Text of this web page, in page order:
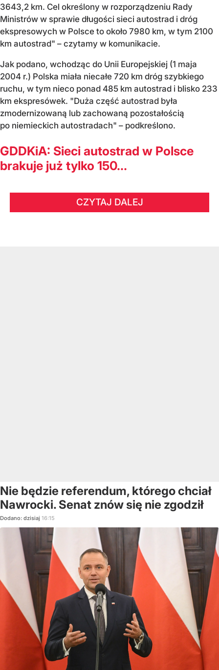
3643,2 km. Cel określony w rozporządzeniu Rady
Ministrów w sprawie długości sieci autostrad i dróg
ekspresowych w Polsce to około 7980 km, w tym 2100
km autostrad" – czytamy w komunikacie.
Jak podano, wchodząc do Unii Europejskiej (1 maja
2004 r.) Polska miała niecałe 720 km dróg szybkiego
ruchu, w tym nieco ponad 485 km autostrad i blisko 233
km ekspresówek. "Duża część autostrad była
zmodernizowaną lub zachowaną pozostałością
po niemieckich autostradach" – podkreślono.
GDDKiA: Sieci autostrad w Polsce
brakuje już tylko 150...
CZYTAJ DALEJ
Nie będzie referendum, którego chciał
Nawrocki. Senat znów się nie zgodził
Dodano: dzisiaj 16:15